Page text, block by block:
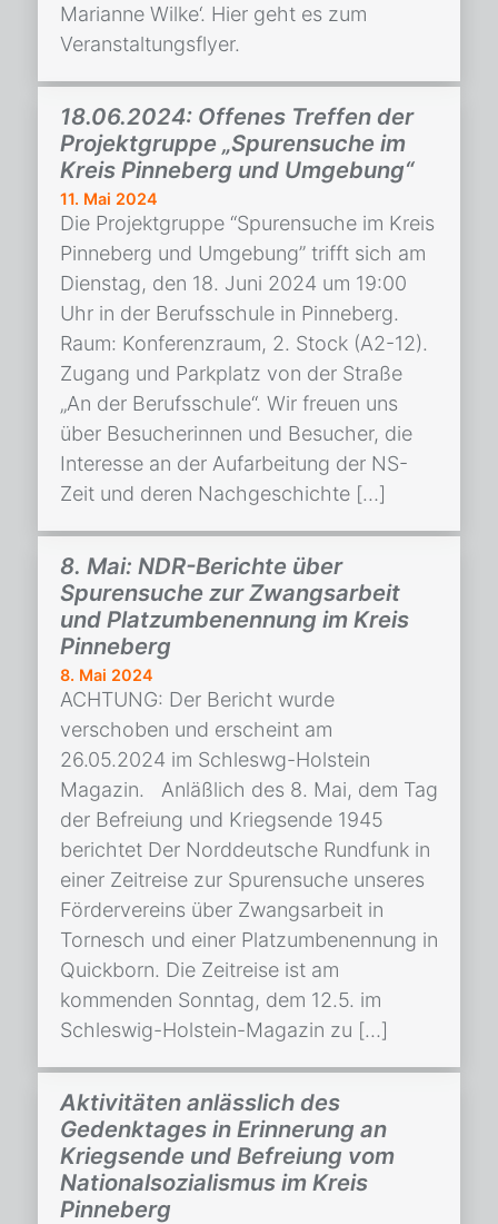
Marianne Wilke‘. Hier geht es zum
Veranstaltungsflyer.
18.06.2024: Offenes Treffen der
Projektgruppe „Spurensuche im
Kreis Pinneberg und Umgebung“
11. Mai 2024
Die Projektgruppe “Spurensuche im Kreis
Pinneberg und Umgebung” trifft sich am
Dienstag, den 18. Juni 2024 um 19:00
Uhr in der Berufsschule in Pinneberg.
Raum: Konferenzraum, 2. Stock (A2-12).
Zugang und Parkplatz von der Straße
„An der Berufsschule“. Wir freuen uns
über Besucherinnen und Besucher, die
Interesse an der Aufarbeitung der NS-
Zeit und deren Nachgeschichte […]
8. Mai: NDR-Berichte über
Spurensuche zur Zwangsarbeit
und Platzumbenennung im Kreis
Pinneberg
8. Mai 2024
ACHTUNG: Der Bericht wurde
verschoben und erscheint am
26.05.2024 im Schleswg-Holstein
Magazin. Anläßlich des 8. Mai, dem Tag
der Befreiung und Kriegsende 1945
berichtet Der Norddeutsche Rundfunk in
einer Zeitreise zur Spurensuche unseres
Fördervereins über Zwangsarbeit in
Tornesch und einer Platzumbenennung in
Quickborn. Die Zeitreise ist am
kommenden Sonntag, dem 12.5. im
Schleswig-Holstein-Magazin zu […]
Aktivitäten anlässlich des
Gedenktages in Erinnerung an
Kriegsende und Befreiung vom
Nationalsozialismus im Kreis
Pinneberg